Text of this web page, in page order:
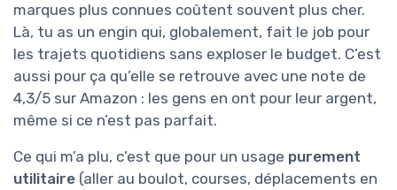
marques plus connues coûtent souvent plus cher.
Là, tu as un engin qui, globalement, fait le job pour
les trajets quotidiens sans exploser le budget. C’est
aussi pour ça qu’elle se retrouve avec une note de
4,3/5 sur Amazon : les gens en ont pour leur argent,
même si ce n’est pas parfait.
Ce qui m’a plu, c’est que pour un usage purement
utilitaire (aller au boulot, courses, déplacements en